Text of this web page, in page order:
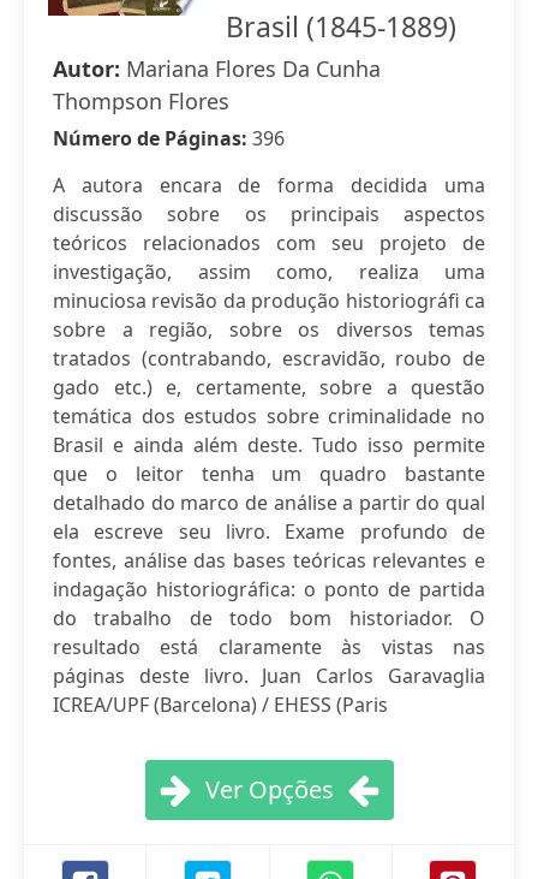
Brasil (1845-1889)
Autor: Mariana Flores Da Cunha
Thompson Flores
Número de Páginas: 396
A autora encara de forma decidida uma
discussão sobre os principais aspectos
teóricos relacionados com seu projeto de
investigação, assim como, realiza uma
minuciosa revisão da produção historiográfi ca
sobre a região, sobre os diversos temas
tratados (contrabando, escravidão, roubo de
gado etc.) e, certamente, sobre a questão
temática dos estudos sobre criminalidade no
Brasil e ainda além deste. Tudo isso permite
que o leitor tenha um quadro bastante
detalhado do marco de análise a partir do qual
ela escreve seu livro. Exame profundo de
fontes, análise das bases teóricas relevantes e
indagação historiográfica: o ponto de partida
do trabalho de todo bom historiador. O
resultado está claramente às vistas nas
páginas deste livro. Juan Carlos Garavaglia
ICREA/UPF (Barcelona) / EHESS (Paris
Ver Opções